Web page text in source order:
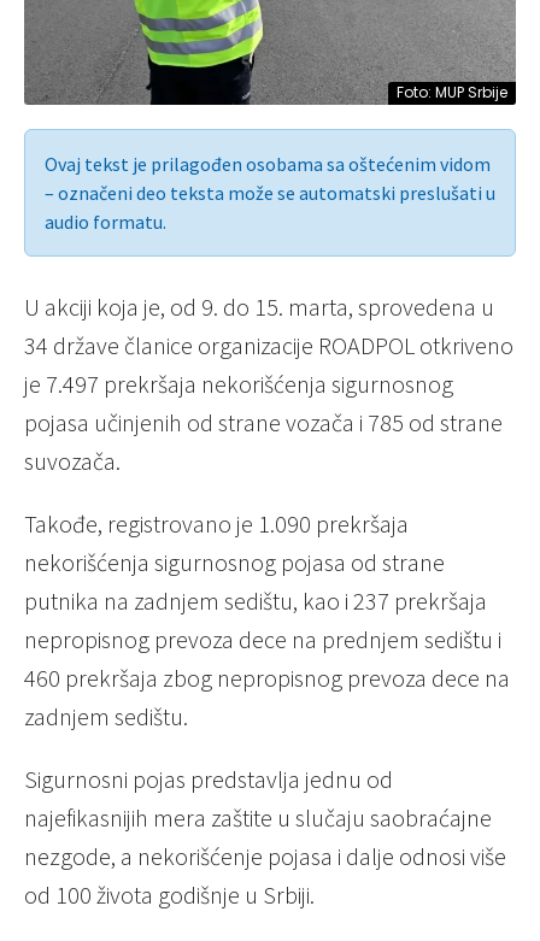
Foto: MUP Srbije
Ovaj tekst je prilagođen osobama sa oštećenim vidom
– označeni deo teksta može se automatski preslušati u
audio formatu.
U akciji koja je, od 9. do 15. marta, sprovedena u
34 države članice organizacije ROADPOL otkriveno
je 7.497 prekršaja nekorišćenja sigurnosnog
pojasa učinjenih od strane vozača i 785 od strane
suvozača.
Takođe, registrovano je 1.090 prekršaja
nekorišćenja sigurnosnog pojasa od strane
putnika na zadnjem sedištu, kao i 237 prekršaja
nepropisnog prevoza dece na prednjem sedištu i
460 prekršaja zbog nepropisnog prevoza dece na
zadnjem sedištu.
Sigurnosni pojas predstavlja jednu od
najefikasnijih mera zaštite u slučaju saobraćajne
nezgode, a nekorišćenje pojasa i dalje odnosi više
od 100 života godišnje u Srbiji.